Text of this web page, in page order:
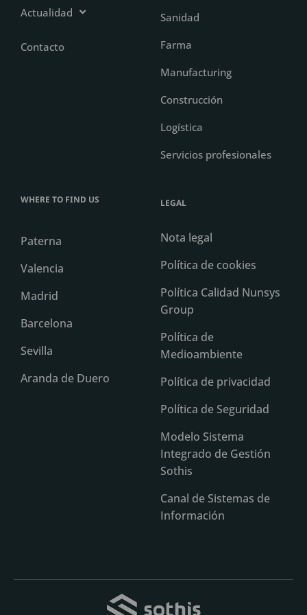
Actualidad
Contacto
Sanidad
Farma
Manufacturing
Construcción
Logística
Servicios profesionales
WHERE TO FIND US
Paterna
Valencia
Madrid
Barcelona
Sevilla
Aranda de Duero
LEGAL
Nota legal
Política de cookies
Política Calidad Nunsys
Group
Política de
Medioambiente
Política de privacidad
Política de Seguridad
Modelo Sistema
Integrado de Gestión
Sothis
Canal de Sistemas de
Información